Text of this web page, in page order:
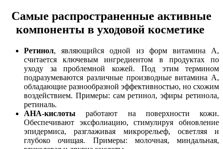
Самые распространенные активные
компоненты в уходовой косметике
Ретинол, являющийся одной из форм витамина А,
считается ключевым ингредиентом в продуктах по
уходу за проблемной кожей. Под этим термином
подразумеваются различные производные витамина A,
обладающие разнообразной эффективностью, но схожим
воздействием. Примеры: сам ретинол, эфиры ретинола,
ретиналь.
AHA-кислоты работают на поверхности кожи.
Обеспечивают эксфолиацию, стимулируя обновление
эпидермиса, разглаживая микрорельеф, осветляя и
глубоко очищая. Примеры: молочная, миндальная,